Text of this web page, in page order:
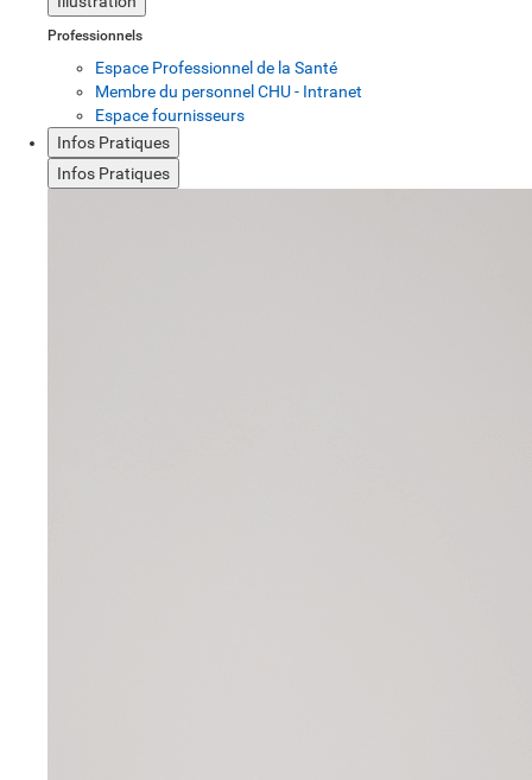
Professionnels
Espace Professionnel de la Santé
Membre du personnel CHU - Intranet
Espace fournisseurs
Infos Pratiques
Infos Pratiques